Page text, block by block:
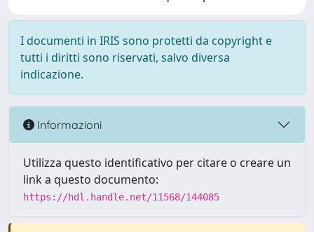
I documenti in IRIS sono protetti da copyright e
tutti i diritti sono riservati, salvo diversa
indicazione.
Informazioni
Utilizza questo identificativo per citare o creare un
link a questo documento:
https://hdl.handle.net/11568/144085